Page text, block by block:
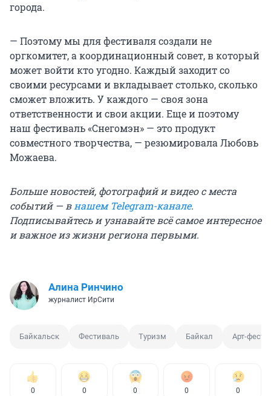
города.
— Поэтому мы для фестиваля создали не
оргкомитет, а координационный совет, в который
может войти кто угодно. Каждый заходит со
своими ресурсами и вкладывает столько, сколько
сможет вложить. У каждого — своя зона
ответственности и свои акции. Еще и поэтому
наш фестиваль «Снегомэн» — это продукт
совместного творчества, — резюмировала Любовь
Можаева.
Больше новостей, фотографий и видео с места
событий — внашем Telegram-канале.
Подписывайтесь и узнавайте всё самое интересное
и важное из жизни региона первыми.
Алина Ринчино
журналист ИрСити
Байкальск Фестиваль Туризм Байкал Арт-
0 0 0 0 0